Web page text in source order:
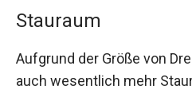
Stauraum
Aufgrund der Größe von
auch wesentlich mehr